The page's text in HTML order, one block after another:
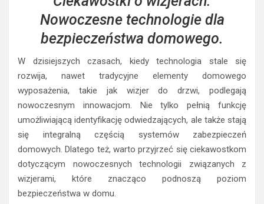
Nowoczesne technologie dla
bezpieczeństwa domowego.
W dzisiejszych czasach, kiedy technologia stale się
rozwija, nawet tradycyjne elementy domowego
wyposażenia, takie jak wizjer do drzwi, podlegają
nowoczesnym innowacjom. Nie tylko pełnią funkcję
umożliwiającą identyfikację odwiedzających, ale także stają
się integralną częścią systemów zabezpieczeń
domowych. Dlatego też, warto przyjrzeć się ciekawostkom
dotyczącym nowoczesnych technologii związanych z
wizjerami, które znacząco podnoszą poziom
bezpieczeństwa w domu.